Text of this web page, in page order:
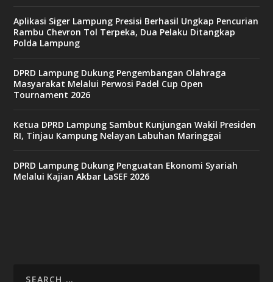
Aplikasi Siger Lampung Presisi Berhasil Ungkap Pencurian
Rambu Chevron Tol Terpeka, Dua Pelaku Ditangkap
Polda Lampung
DPRD Lampung Dukung Pengembangan Olahraga
Masyarakat Melalui Perwosi Padel Cup Open
Tournament 2026
Ketua DPRD Lampung Sambut Kunjungan Wakil Presiden
RI, Tinjau Kampung Nelayan Labuhan Maringgai
DPRD Lampung Dukung Penguatan Ekonomi Syariah
Melalui Kajian Akbar LaSEF 2026